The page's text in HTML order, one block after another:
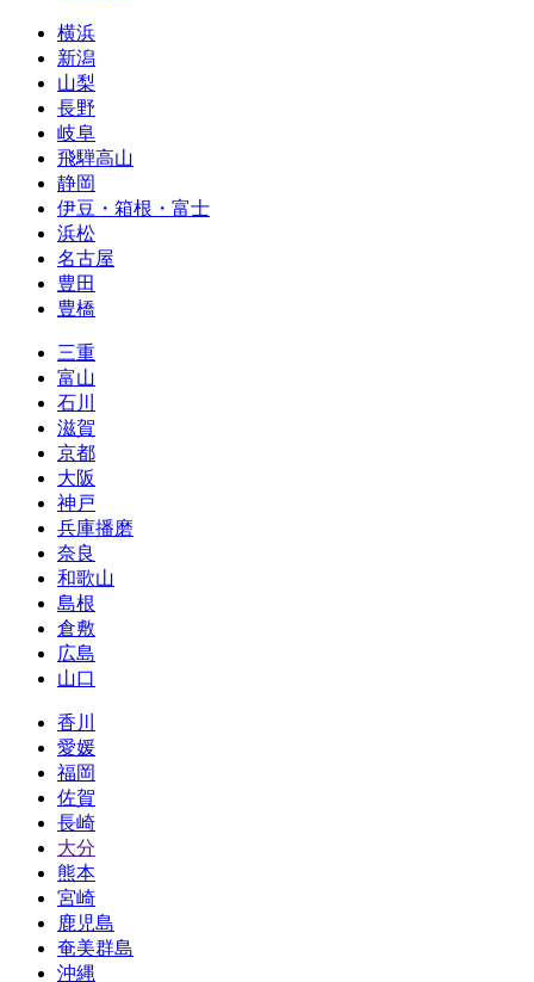
横浜
新潟
山梨
長野
岐阜
飛騨高山
静岡
伊豆・箱根・富士
浜松
名古屋
豊田
豊橋
三重
富山
石川
滋賀
京都
大阪
神戸
兵庫播磨
奈良
和歌山
島根
倉敷
広島
山口
香川
愛媛
福岡
佐賀
長崎
大分
熊本
宮崎
鹿児島
奄美群島
沖縄